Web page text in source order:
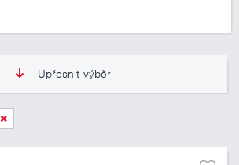
Upřesnit výběr